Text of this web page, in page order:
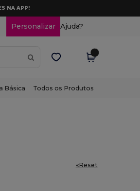
NA APP!
Personalizar Ajuda?
Básica Todos os Produtos
«Reset